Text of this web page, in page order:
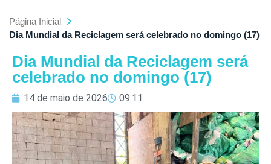
Página Inicial
Dia Mundial da Reciclagem será celebrado no domingo (17)
Dia Mundial da Reciclagem será
celebrado no domingo (17)
14 de maio de 2026 09:11